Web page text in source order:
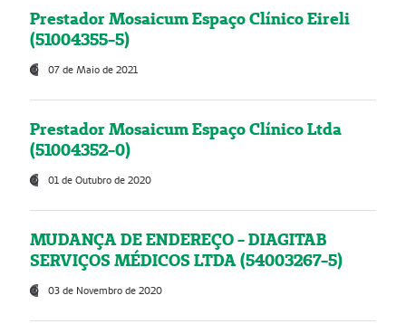
Prestador Mosaicum Espaço Clínico Eireli
(51004355-5)
07 de Maio de 2021
Prestador Mosaicum Espaço Clínico Ltda
(51004352-0)
01 de Outubro de 2020
MUDANÇA DE ENDEREÇO - DIAGITAB
SERVIÇOS MÉDICOS LTDA (54003267-5)
03 de Novembro de 2020